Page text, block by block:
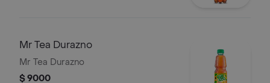
Mr Tea Durazno
Mr Tea Durazno
$ 9000